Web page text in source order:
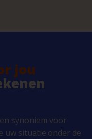
jou
synoniem voor
uw situatie onder de